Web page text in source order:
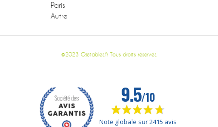
Paris
Autre
©2023 Ojetables.fr Tous droits réservés.